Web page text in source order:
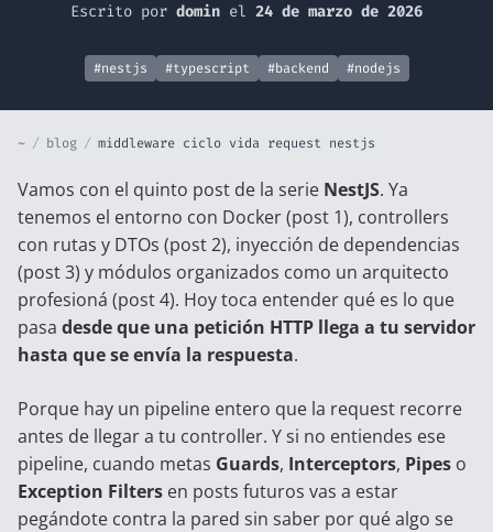
Escrito por domin el 24 de marzo de 2026
#nestjs #typescript #backend #nodejs
~ / blog / middleware ciclo vida request nestjs
Vamos con el quinto post de la serie NestJS. Ya
tenemos el entorno con Docker (post 1), controllers
con rutas y DTOs (post 2), inyección de dependencias
(post 3) y módulos organizados como un arquitecto
profesioná (post 4). Hoy toca entender qué es lo que
pasa desde que una petición HTTP llega a tu servidor
hasta que se envía la respuesta.
Porque hay un pipeline entero que la request recorre
antes de llegar a tu controller. Y si no entiendes ese
pipeline, cuando metas Guards, Interceptors, Pipes o
Exception Filters en posts futuros vas a estar
pegándote contra la pared sin saber por qué algo se